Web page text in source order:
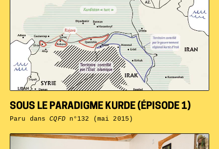
SOUS LE PARADIGME KURDE (ÉPISODE 1)
Paru dansCQFDn°132 (mai 2015)